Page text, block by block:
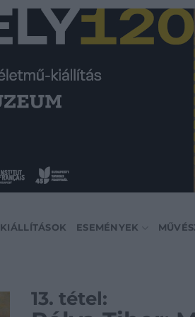
KIÁLLÍTÁSOK ESEMÉNYEK
13. tétel: